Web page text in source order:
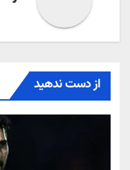
از دست ندهید